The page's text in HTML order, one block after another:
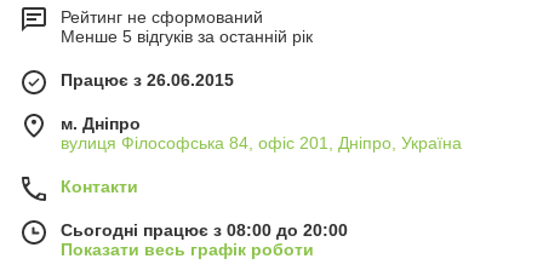
Рейтинг не сформований
Менше 5 відгуків за останній рік
Працює з 26.06.2015
м. Дніпро
вулиця Філософська 84, офіс 201, Дніпро, Україна
Контакти
Сьогодні працює з 08:00 до 20:00
Показати весь графік роботи